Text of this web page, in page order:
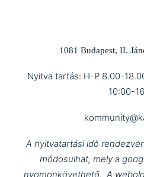
1081 Budapest, II.
Nyitva tartás: H-P 8.00-
10:00-
A nyitvatartási idő
módosulhat, mely a
nyomonkövethető. A